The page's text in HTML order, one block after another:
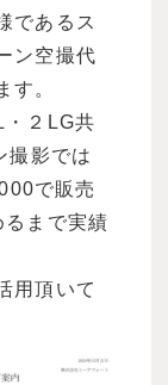
であるス
ン空撮代
す。
・２LG共
撮影では
で販売
るまで実績
用頂いて